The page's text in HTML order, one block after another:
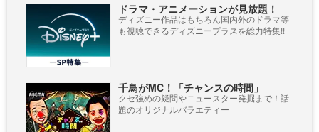
ドラマ・アニメーションが見放題！
ディズニー作品はもちろん国内外のドラマ等
も視聴できるディズニープラスを総力特集!!
千鳥がMC！「チャンスの時間」
クセ強めの疑問やニュースター発掘まで！話
題のオリジナルバラエティー